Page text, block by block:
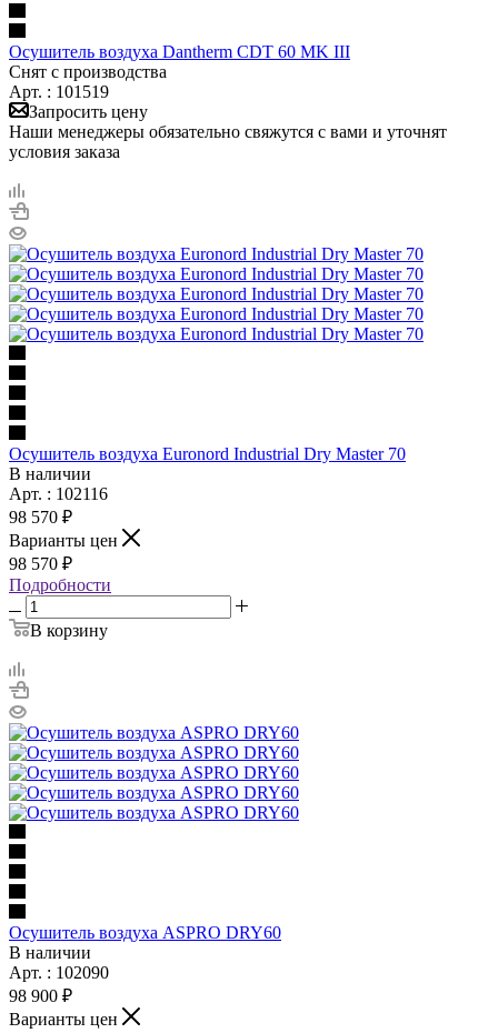
Осушитель воздуха Dantherm CDT 60 MK III
Снят с производства
Арт. : 101519
Запросить цену
Наши менеджеры обязательно свяжутся с вами и уточнят
условия заказа
Осушитель воздуха Euronord Industrial Dry Master 70
В наличии
Арт. : 102116
98 570 ₽
Варианты цен
98 570 ₽
Подробности
В корзину
Осушитель воздуха ASPRO DRY60
В наличии
Арт. : 102090
98 900 ₽
Варианты цен